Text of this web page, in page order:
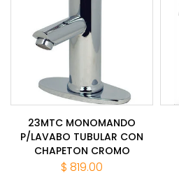
23MTC MONOMANDO
P/LAVABO TUBULAR CON
CHAPETON CROMO
$ 819.00